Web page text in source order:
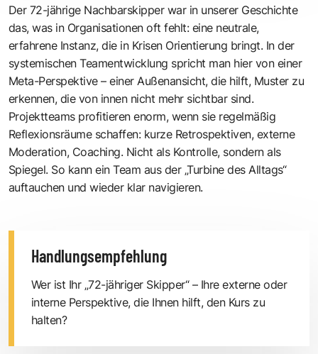
Der 72-jährige Nachbarskipper war in unserer Geschichte
das, was in Organisationen oft fehlt: eine neutrale,
erfahrene Instanz, die in Krisen Orientierung bringt. In der
systemischen Teamentwicklung spricht man hier von einer
Meta-Perspektive – einer Außenansicht, die hilft, Muster zu
erkennen, die von innen nicht mehr sichtbar sind.
Projektteams profitieren enorm, wenn sie regelmäßig
Reflexionsräume schaffen: kurze Retrospektiven, externe
Moderation, Coaching. Nicht als Kontrolle, sondern als
Spiegel. So kann ein Team aus der „Turbine des Alltags“
auftauchen und wieder klar navigieren.
Handlungsempfehlung
Wer ist Ihr „72-jähriger Skipper“ – Ihre externe oder
interne Perspektive, die Ihnen hilft, den Kurs zu
halten?